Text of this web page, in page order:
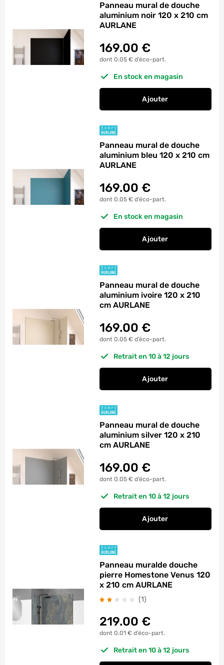
Panneau mural de douche
aluminium noir 120 x 210 cm
AURLANE
169.00 €
dont 0.05 € d’éco-part.
En stock en magasin
Ajouter
Panneau mural de
Panneau mural de douche
aluminium bleu 120 x 210 cm
AURLANE
169.00 €
dont 0.05 € d’éco-part.
En stock en magasin
Ajouter
Panneau mural de
Panneau mural de douche
aluminium ivoire 120 x 210
cm AURLANE
169.00 €
dont 0.05 € d’éco-part.
Retrait en 10 à 12 jours
Ajouter
Panneau mural de
Panneau mural de douche
aluminium silver 120 x 210
cm AURLANE
169.00 €
dont 0.05 € d’éco-part.
Retrait en 10 à 12 jours
Ajouter
Panneau mural de
Panneau muralde douche
pierre Homestone Venus 120
x 210 cm AURLANE
(1)
219.00 €
dont 0.01 € d’éco-part.
Retrait en 10 à 12 jours